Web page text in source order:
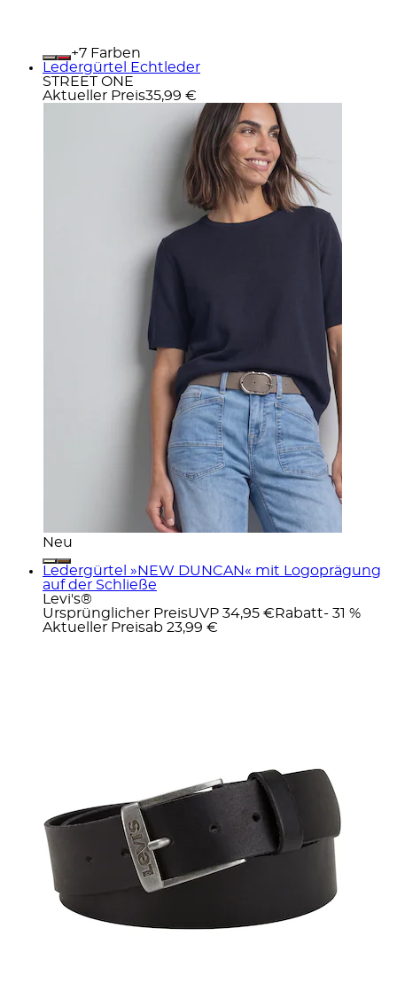
+
Farben
Ledergürtel Echtleder
STREET ONE
Aktueller Preis35,99 €
Neu
Ledergürtel »NEW DUNCAN« mit Logoprägung
auf der Schließe
Levi's®
Ursprünglicher PreisUVP 34,95 € Rabatt- 31 %
Aktueller Preisab 23,99 €